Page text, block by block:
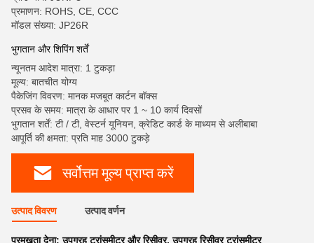
प्रमाणन: ROHS, CE, CCC
मॉडल संख्या: JP26R
भुगतान और शिपिंग शर्तें
न्यूनतम आदेश मात्रा: 1 टुकड़ा
मूल्य: बातचीत योग्य
पैकेजिंग विवरण: मानक मजबूत कार्टन बॉक्स
प्रसव के समय: मात्रा के आधार पर 1 ~ 10 कार्य दिवसों
भुगतान शर्तें: टी / टी, वेस्टर्न यूनियन, क्रेडिट कार्ड के माध्यम से अलीबाबा
आपूर्ति की क्षमता: प्रति माह 3000 टुकड़े
सर्वोत्तम मूल्य प्राप्त करें
उत्पाद विवरण उत्पाद वर्णन
प्रमुखता देना:उपग्रह ट्रांसमीटर और रिसीवर,उपग्रह रिसीवर ट्रांसमीटर